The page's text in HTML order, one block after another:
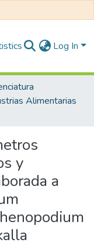
Log In
Alimentarias
y
a